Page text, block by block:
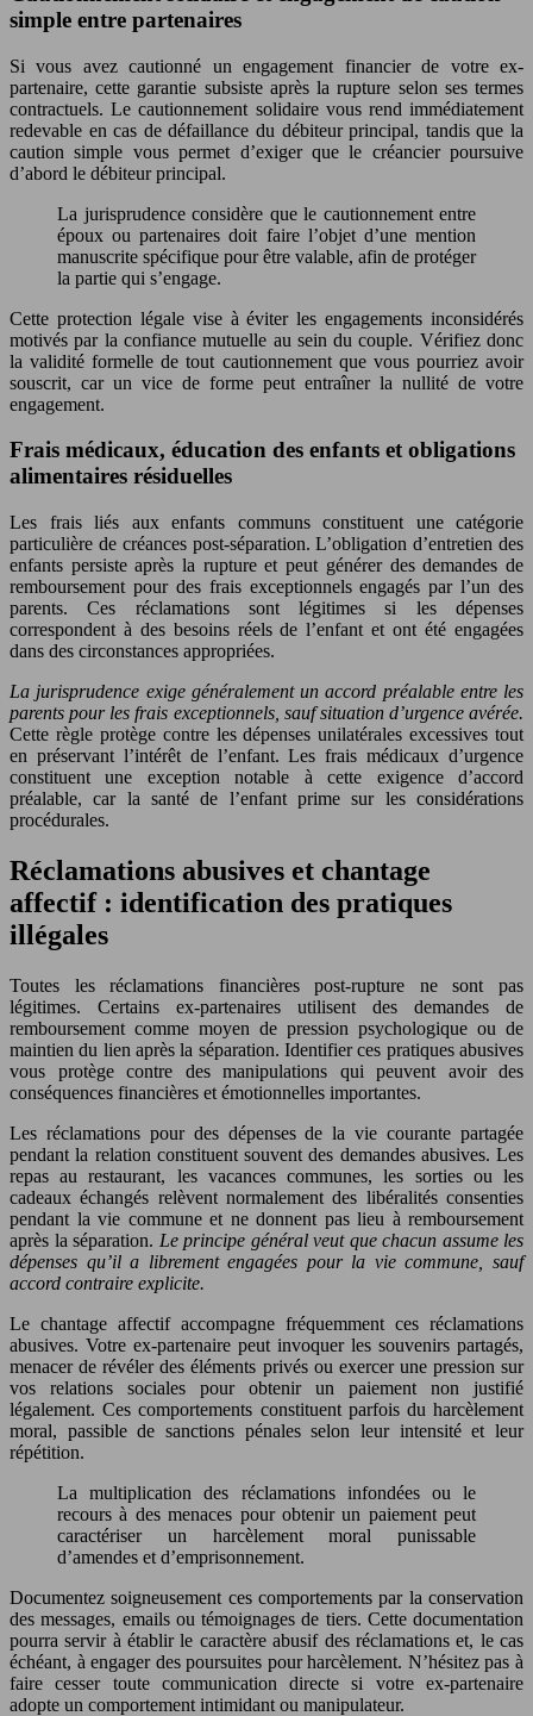
simple entre partenaires
Si vous avez cautionné un engagement financier de votre ex-
partenaire, cette garantie subsiste après la rupture selon ses termes
contractuels. Le cautionnement solidaire vous rend immédiatement
redevable en cas de défaillance du débiteur principal, tandis que la
caution simple vous permet d’exiger que le créancier poursuive
d’abord le débiteur principal.
La jurisprudence considère que le cautionnement entre
époux ou partenaires doit faire l’objet d’une mention
manuscrite spécifique pour être valable, afin de protéger
la partie qui s’engage.
Cette protection légale vise à éviter les engagements inconsidérés
motivés par la confiance mutuelle au sein du couple. Vérifiez donc
la validité formelle de tout cautionnement que vous pourriez avoir
souscrit, car un vice de forme peut entraîner la nullité de votre
engagement.
Frais médicaux, éducation des enfants et obligations
alimentaires résiduelles
Les frais liés aux enfants communs constituent une catégorie
particulière de créances post-séparation. L’obligation d’entretien des
enfants persiste après la rupture et peut générer des demandes de
remboursement pour des frais exceptionnels engagés par l’un des
parents. Ces réclamations sont légitimes si les dépenses
correspondent à des besoins réels de l’enfant et ont été engagées
dans des circonstances appropriées.
La jurisprudence exige généralement un accord préalable entre les
parents pour les frais exceptionnels, sauf situation d’urgence avérée.
Cette règle protège contre les dépenses unilatérales excessives tout
en préservant l’intérêt de l’enfant. Les frais médicaux d’urgence
constituent une exception notable à cette exigence d’accord
préalable, car la santé de l’enfant prime sur les considérations
procédurales.
Réclamations abusives et chantage
affectif : identification des pratiques
illégales
Toutes les réclamations financières post-rupture ne sont pas
légitimes. Certains ex-partenaires utilisent des demandes de
remboursement comme moyen de pression psychologique ou de
maintien du lien après la séparation. Identifier ces pratiques abusives
vous protège contre des manipulations qui peuvent avoir des
conséquences financières et émotionnelles importantes.
Les réclamations pour des dépenses de la vie courante partagée
pendant la relation constituent souvent des demandes abusives. Les
repas au restaurant, les vacances communes, les sorties ou les
cadeaux échangés relèvent normalement des libéralités consenties
pendant la vie commune et ne donnent pas lieu à remboursement
après la séparation. Le principe général veut que chacun assume les
dépenses qu’il a librement engagées pour la vie commune, sauf
accord contraire explicite.
Le chantage affectif accompagne fréquemment ces réclamations
abusives. Votre ex-partenaire peut invoquer les souvenirs partagés,
menacer de révéler des éléments privés ou exercer une pression sur
vos relations sociales pour obtenir un paiement non justifié
légalement. Ces comportements constituent parfois du harcèlement
moral, passible de sanctions pénales selon leur intensité et leur
répétition.
La multiplication des réclamations infondées ou le
recours à des menaces pour obtenir un paiement peut
caractériser un harcèlement moral punissable
d’amendes et d’emprisonnement.
Documentez soigneusement ces comportements par la conservation
des messages, emails ou témoignages de tiers. Cette documentation
pourra servir à établir le caractère abusif des réclamations et, le cas
échéant, à engager des poursuites pour harcèlement. N’hésitez pas à
faire cesser toute communication directe si votre ex-partenaire
adopte un comportement intimidant ou manipulateur.